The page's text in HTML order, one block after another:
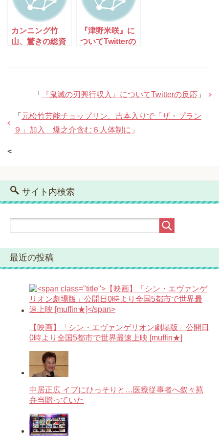
カンニング竹
山、驚きの総資
『津野米咲』に
ついてTwitterの
「 『鬼滅の刃興行収入』についてTwitterの反応 」
「 元松竹芸能チョップリン、吉本入りで「ザ・プラン
９」加入 爆之介含む６人体制に 」
<
サイト内検索
最近の投稿
【映画】「シン・エヴァンゲリオン劇場版」公開日
0時より全国5都市で世界最速上映 [muffin★]
中居正広 イブにひっそりと…医療従事者へ叙々苑
弁当贈っていた